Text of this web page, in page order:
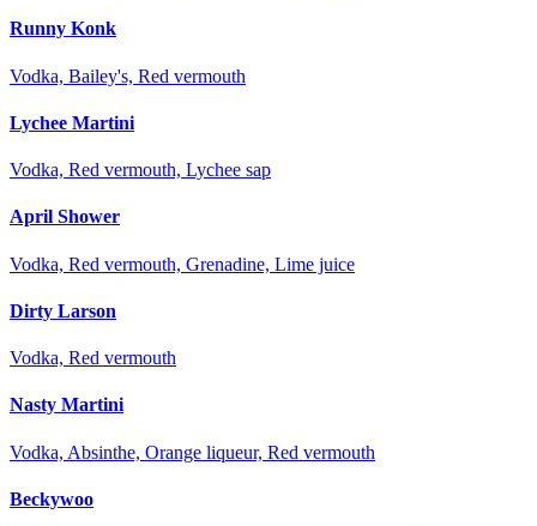
Runny Konk
Vodka, Bailey's, Red vermouth
Lychee Martini
Vodka, Red vermouth, Lychee sap
April Shower
Vodka, Red vermouth, Grenadine, Lime juice
Dirty Larson
Vodka, Red vermouth
Nasty Martini
Vodka, Absinthe, Orange liqueur, Red vermouth
Beckywoo